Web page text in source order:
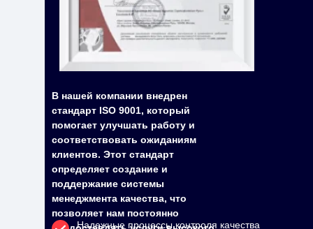
В нашей компании внедрен
стандарт ISO 9001, который
помогает улучшать работу и
соответствовать ожиданиям
клиентов. Этот стандарт
определяет создание и
поддержание системы
менеджмента качества, что
позволяет нам постоянно
Надежные процессы контроля качества